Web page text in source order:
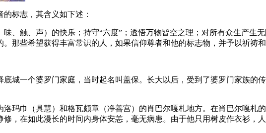
标志，其含义如下述：
、触、声）的快乐；持守“六度”；透悟万物皆空之理；对所有众生产生
。那些希望获得丰富常识的人，如果信仰尊者和他的标志物，并予以祈
城一个婆罗门家庭，当时起名叫盖保。长大以后，受到了婆罗门家族的
玛巾（具慧）和格瓦颇章（净善宫）的肖巴尔嘎札地方。在肖巴尔嘎札
修，在如此漫长的时间内身体安恙，毫无病患。由于他只用树皮作衣衫